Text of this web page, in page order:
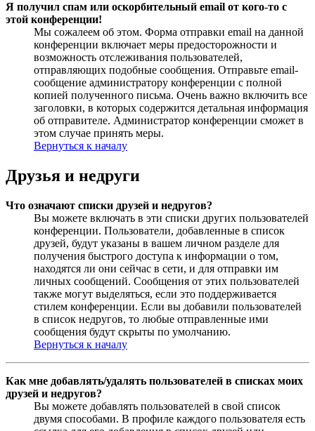
Я получил спам или оскорбительный email от кого-то с
этой конференции!
Мы сожалеем об этом. Форма отправки email на данной
конференции включает меры предосторожности и
возможность отслеживания пользователей,
отправляющих подобные сообщения. Отправьте email-
сообщение администратору конференции с полной
копией полученного письма. Очень важно включить все
заголовки, в которых содержится детальная информация
об отправителе. Администратор конференции сможет в
этом случае принять меры.
Вернуться к началу
Друзья и недруги
Что означают списки друзей и недругов?
Вы можете включать в эти списки других пользователей
конференции. Пользователи, добавленные в список
друзей, будут указаны в вашем личном разделе для
получения быстрого доступа к информации о том,
находятся ли они сейчас в сети, и для отправки им
личных сообщений. Сообщения от этих пользователей
также могут выделяться, если это поддерживается
стилем конференции. Если вы добавили пользователей
в список недругов, то любые отправленные ими
сообщения будут скрыты по умолчанию.
Вернуться к началу
Как мне добавлять/удалять пользователей в списках моих
друзей и недругов?
Вы можете добавлять пользователей в свой список
двумя способами. В профиле каждого пользователя есть